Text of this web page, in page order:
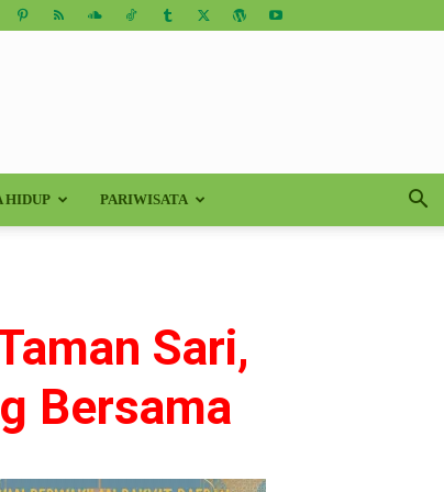
HIDUP PARIWISATA
Sari,
Bersama